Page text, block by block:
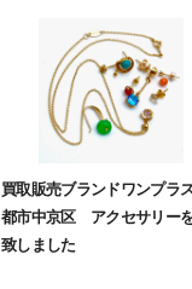
買取販売ブランドワンプ
都市中京区 アクセサリー
致しました